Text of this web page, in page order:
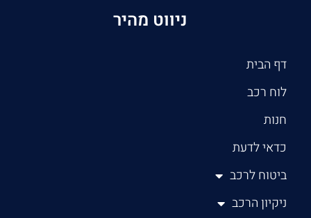
ניווט מהיר
דף הבית
לוח רכב
חנות
כדאי לדעת
ביטוח לרכב
ניקיון הרכב